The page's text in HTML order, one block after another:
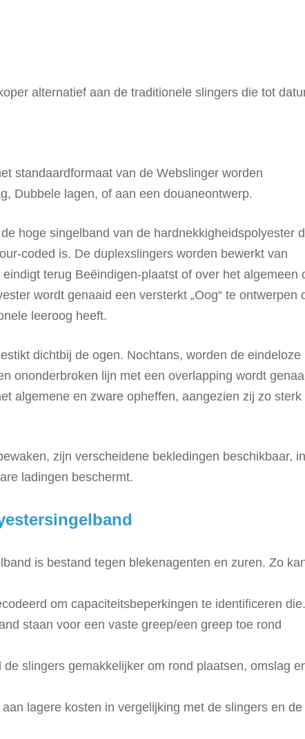
alternatief aan de traditionele slingers die tot
standaardformaat van de Webslinger worden
Dubbele lagen, of aan een douaneontwerp.
hoge singelband van de hardnekkigheidspolyester
coded is. De duplexslingers worden bewerkt van
terug Beëindigen-plaatst of over het algemeen
wordt genaaid een versterkt „Oog“ te ontwerpen
leeroog heeft.
dichtbij de ogen. Nochtans, worden de eindeloze
ononderbroken lijn met een overlapping wordt
algemene en zware opheffen, aangezien zij zo sterk
zijn verscheidene bekledingen beschikbaar,
ladingen beschermt.
is bestand tegen blekenagenten en zuren. Zo
om capaciteitsbeperkingen te identificeren die.
staan voor een vaste greep/een greep toe rond
slingers gemakkelijker om rond plaatsen, omslag
lagere kosten in vergelijking met de slingers en de